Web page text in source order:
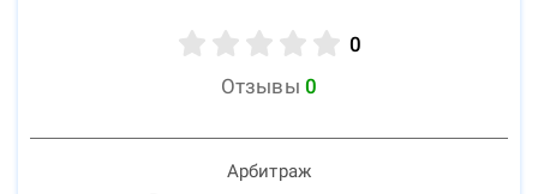
0
Отзывы 0
Арбитраж